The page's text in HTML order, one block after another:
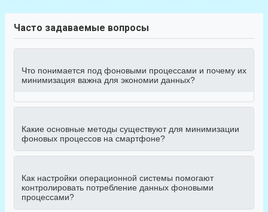
Часто задаваемые вопросы
Что понимается под фоновыми процессами и почему их
минимизация важна для экономии данных?
Какие основные методы существуют для минимизации
фоновых процессов на смартфоне?
Как настройки операционной системы помогают
контролировать потребление данных фоновыми
процессами?